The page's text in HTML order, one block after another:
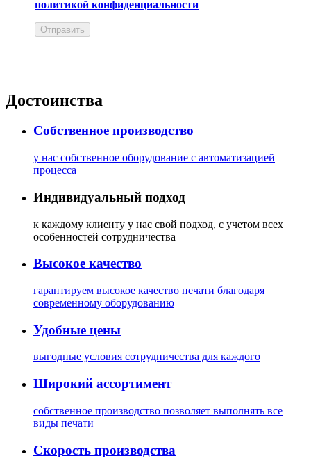
политикой конфиденциальности
Отправить
Достоинства
Собственное производство
у нас собственное оборудование с автоматизацией
процесса
Индивидуальный подход
к каждому клиенту у нас свой подход, с учетом всех
особенностей сотрудничества
Высокое качество
гарантируем высокое качество печати благодаря
современному оборудованию
Удобные цены
выгодные условия сотрудничества для каждого
Широкий ассортимент
собственное производство позволяет выполнять все
виды печати
Скорость производства